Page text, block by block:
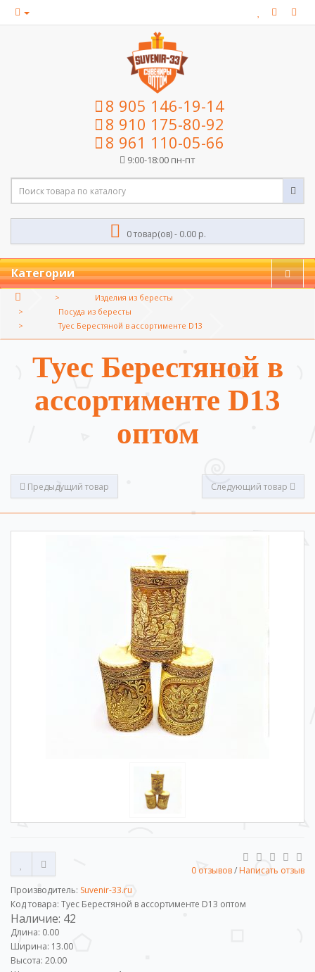
8 905 146-19-14
8 910 175-80-92
8 961 110-05-66
9:00-18:00 пн-пт
0 товар(ов) - 0.00 р.
Категории
Изделия из бересты
Посуда из бересты
Туес Берестяной в ассортименте D13
Туес Берестяной в
ассортименте D13
оптом
Предыдущий товар Следующий товар
0 отзывов/ Написать отзыв
Производитель: Suvenir-33.ru
Код товара: Туес Берестяной в ассортименте D13 оптом
Наличие: 42
Длина: 0.00
Ширина: 13.00
Высота: 20.00